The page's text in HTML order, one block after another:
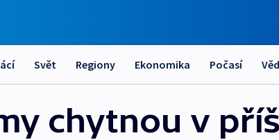
Svět Regiony Ekonomika Počasí
chytnou v